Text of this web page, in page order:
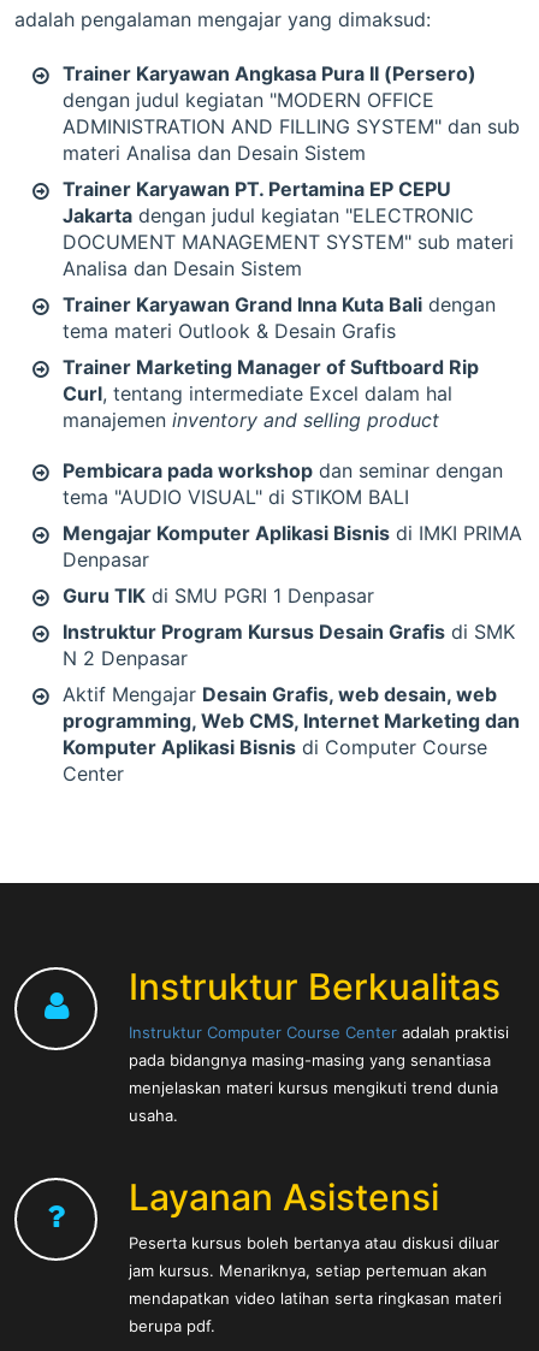
adalah pengalaman mengajar yang dimaksud:
Trainer Karyawan Angkasa Pura II (Persero)
dengan judul kegiatan "MODERN OFFICE
ADMINISTRATION AND FILLING SYSTEM" dan sub
materi Analisa dan Desain Sistem
Trainer Karyawan PT. Pertamina EP CEPU
Jakarta dengan judul kegiatan "ELECTRONIC
DOCUMENT MANAGEMENT SYSTEM" sub materi
Analisa dan Desain Sistem
Trainer Karyawan Grand Inna Kuta Bali dengan
tema materi Outlook & Desain Grafis
Trainer Marketing Manager of Suftboard Rip
Curl, tentang intermediate Excel dalam hal
manajemen inventory and selling product
Pembicara pada workshop dan seminar dengan
tema "AUDIO VISUAL" di STIKOM BALI
Mengajar Komputer Aplikasi Bisnis di IMKI PRIMA
Denpasar
Guru TIK di SMU PGRI 1 Denpasar
Instruktur Program Kursus Desain Grafis di SMK
N 2 Denpasar
Aktif Mengajar Desain Grafis, web desain, web
programming, Web CMS, Internet Marketing dan
Komputer Aplikasi Bisnis di Computer Course
Center
Instruktur Berkualitas
Instruktur Computer Course Center adalah praktisi
pada bidangnya masing-masing yang senantiasa
menjelaskan materi kursus mengikuti trend dunia
usaha.
Layanan Asistensi
Peserta kursus boleh bertanya atau diskusi diluar
jam kursus. Menariknya, setiap pertemuan akan
mendapatkan video latihan serta ringkasan materi
berupa pdf.